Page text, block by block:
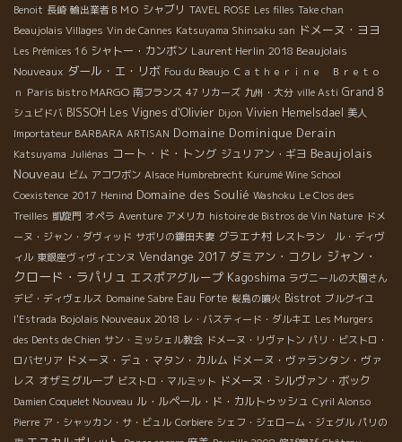
Benoit 長崎 輸出業者ＢＭＯ シャブリ TAVEL ROSE Les filles Take chan
Beaujolais Villages Vin de Cannes Katsuyama Shinsaku san ドメーヌ・ヨヨ
Les Prémices 16 シャトー・カンボン Laurent Herlin 2018 Beaujolais
Nouveaux ダール・エ・リボ Fou du Beaujo Ｃａｔｈｅｒｉｎｅ Ｂｒｅｔｏ
ｎ Paris bistro MARGO 南フランス 47 リカーズ 九州・大分 ville Asti Grand 8
シュビドバ BISSOH Les Vignes d'Olivier Dijon Vivien Hemelsdael 美人
Importateur BARBARA ARTISAN Domaine Dominique Derain
Katsuyama Juliénas コート・ド・トング ジュリアン・ギヨ Beaujolais
Nouveau ビム アコワボン Alsace Humbrebrecht Kurumé Wine School
Coexistence 2017 Henind Domaine des Soulié Washoku Le Clos des
Treilles 凱旋門 オペラ Aventure アメリカ histoire de Bistros de Vin Nature ドメ
ーヌ・ジャン・ダヴィッド サボリの鎌田夫妻 グラエナ村 レストラン ル・ディヴ
ィル 東銀座ヴィヴィエンヌ Vendange 2017 ダミアン・コクレ ジャン・
クロード・ラパリュ エスポアグループ Kagoshima ラヴニールの大園さん
デビ・ディヴェルス Domaine Sabre Eau Forte 桜島の噴火 Bistrot ブルグイユ
l'Estrada Bojolais Nouveaux 2018 レ・バスティード・ダルキエ Les Murgers
des Dents de Chien サン・ミッシェル教会 ドメーヌ・リヴァトン パリ・ビストロ・
ロバセリア ドメーヌ・デュ・マタン・カルム ドメーヌ・ヴァランタン・ヴァ
レス オザミグループ ビストロ・マルミット ドメーヌ・シルヴァン・ボック
Damien Coquelet Nouveau ル・ルペール・ド・カルトゥッシュ Cyril Alonso
Pierre ア・シャッカン・サ・ビュル Corbiere シェフ・ジェローム・ジェグル パリの